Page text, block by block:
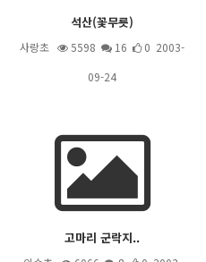
석산(꽃무릇)
사랑초 5598 16
0 2003-
09-24
고마리 군락지..